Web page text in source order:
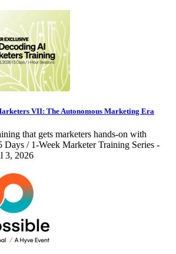
VII: The Autonomous Marketing Era
that gets marketers hands-on with
Days / 1-Week Marketer Training Series -
3, 2026